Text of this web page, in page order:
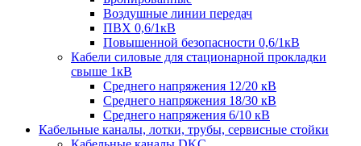
Воздушные линии передач
ПВХ 0,6/1кВ
Повышенной безопасности 0,6/1кВ
Кабели силовые для стационарной прокладки
свыше 1кВ
Среднего напряжения 12/20 кВ
Среднего напряжения 18/30 кВ
Среднего напряжения 6/10 кВ
Кабельные каналы, лотки, трубы, сервисные стойки